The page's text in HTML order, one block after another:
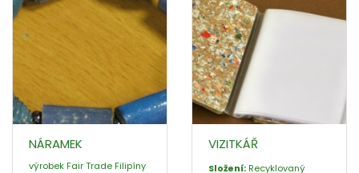
NÁRAMEK
výrobek Fair Trade Filipíny
VIZITKÁŘ
Složení: Recyklovaný